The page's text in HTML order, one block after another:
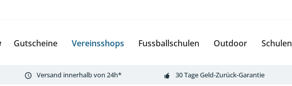
Gutscheine Vereinsshops Fussballschulen Outdoor Schulen
Versand innerhalb von 24h* 30 Tage Geld-Zurück-Garantie